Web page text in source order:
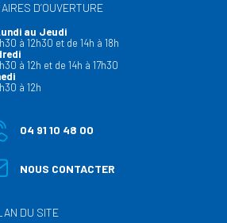
D’OUVERTURE
au Jeudi
à 12h30 et de 14h à 18h
à 12h et de 14h à 17h30
à 12h
04 91 10 48 00
NOUS CONTACTER
DU SITE